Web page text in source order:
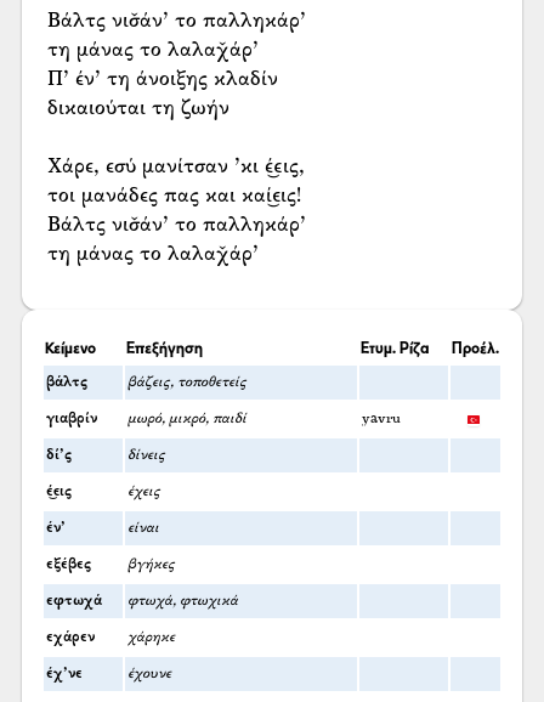
Βάλτς νισ̌άν’ το παλληκάρ’
τη μάνας το λαλαχ̌άρ’
Π’ έν’ τη άνοιξης κλαδίν
δικαιούται τη ζωήν
Χάρε, εσύ μανίτσαν ’κι έ͜εις,
τοι μανάδες πας και καί͜εις!
Βάλτς νισ̌άν’ το παλληκάρ’
τη μάνας το λαλαχ̌άρ’
Κείμενο Επεξήγηση Ετυμ. Ρίζα Προέλ.
βάλτς βάζεις, τοποθετείς
γιαβρίν μωρό, μικρό, παιδί yavru
δί’ς δίνεις
έ͜εις έχεις
έν’ είναι
εξέβες βγήκες
εφτωχά φτωχά, φτωχικά
εχάρεν χάρηκε
έχ’νε έχουνε